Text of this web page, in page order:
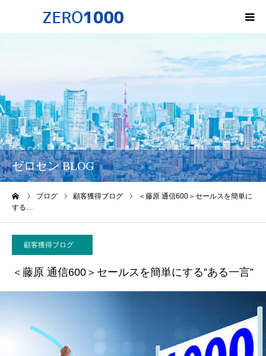
ゼロセン BLOG
ブログ 顧客獲得ブログ
＜藤原 通信600＞セールスを簡単に
する…
顧客獲得ブログ
＜藤原 通信600＞セールスを簡単にする”ある一言”
サービス一覧・料金
会社概要